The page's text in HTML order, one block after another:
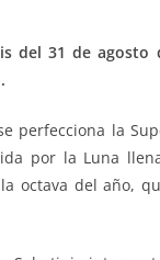
del 31 de agosto
perfecciona la
por la Luna
octava del año,